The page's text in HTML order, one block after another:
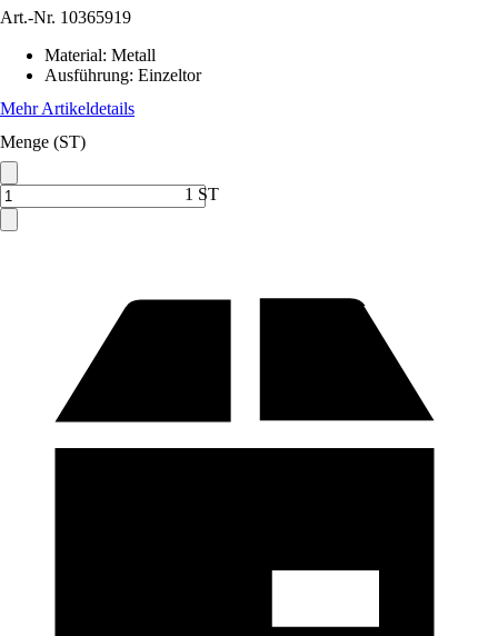
Art.-Nr. 10365919
Material: Metall
Ausführung: Einzeltor
Mehr Artikeldetails
Menge (ST)
1 ST